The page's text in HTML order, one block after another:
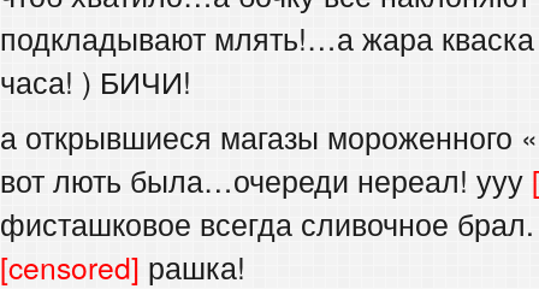
подкладывают млять!…а жара
часа! ) БИЧИ!
а открывшиеся магазы мороженного
вот лють была…очереди нереал! ууу
фисташковое всегда сливочное
[censored] рашка!